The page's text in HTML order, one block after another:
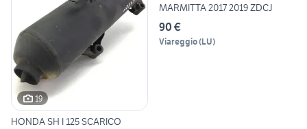
19
HONDA SH I 125 SCARICO
MARMITTA 2017 2019 ZDCJ
90 €
Viareggio(LU)